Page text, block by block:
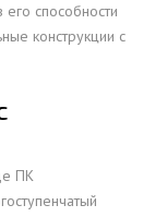
его способности
конструкции с
ПК